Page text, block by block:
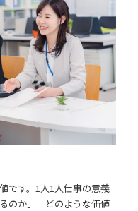
です。1人1人仕事の意義
のか」「どのような価値